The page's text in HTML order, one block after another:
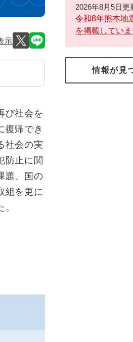
示
社会を
復帰でき
社会の実
防止に関
題、国の
組を更に
2026年8月5日更
令和8年熊本地
を掲載していま
情報が見